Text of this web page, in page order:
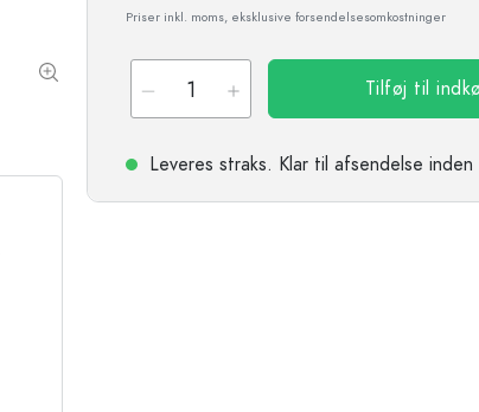
Priser inkl. moms, eksklusive forsendelsesomkostninger
Tilføj til
Leveres straks. Klar til afsendelse